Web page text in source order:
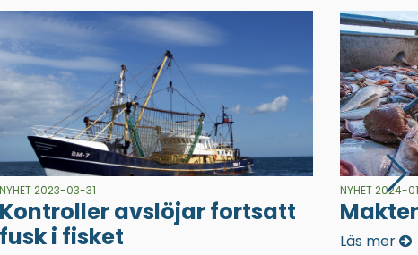
NYHET 2023-03-31
Kontroller avslöjar fortsatt
fusk i fisket
NYHET 2024-
Läs mer